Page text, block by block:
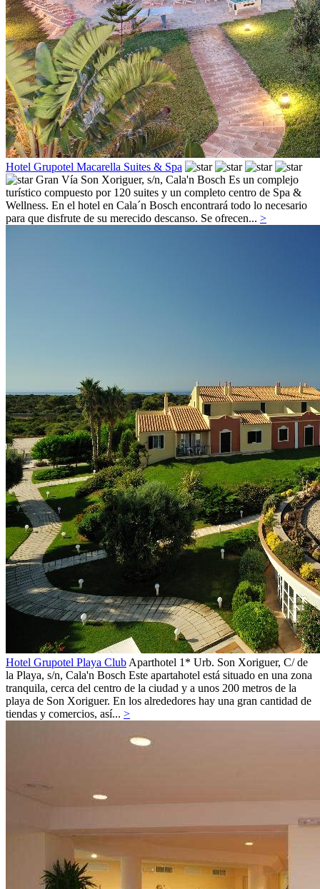
Hotel Grupotel Macarella Suites & Spa
Gran Vía Son Xoriguer, s/n, Cala'n Bosch Es un complejo
turístico compuesto por 120 suites y un completo centro de Spa &
Wellness. En el hotel en Cala´n Bosch encontrará todo lo necesario
para que disfrute de su merecido descanso. Se ofrecen... >
Hotel Grupotel Playa ClubAparthotel 1* Urb. Son Xoriguer, C/ de
la Playa, s/n, Cala'n Bosch Este apartahotel está situado en una zona
tranquila, cerca del centro de la ciudad y a unos 200 metros de la
playa de Son Xoriguer. En los alrededores hay una gran cantidad de
tiendas y comercios, así... >